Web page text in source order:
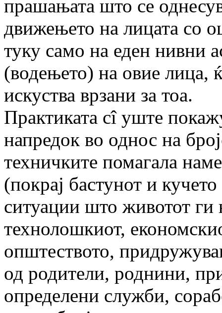
прашањата што се
движењето на лицата со
туку само на еден нивни
(водењето) на овие лица,
искуства врзани за тоа.
Практиката сî уште
напредок во однос на
техничките помагала
(покрај бастунот и
ситуации што животот ги
технолошкиот,
општеството,
од родители, роднини,
определени служби,